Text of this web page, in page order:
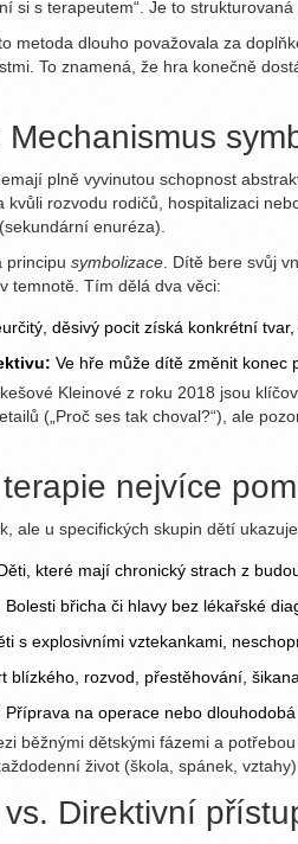
si s terapeutem“. Je to
metoda dlouho považovala za
To znamená, že hra konečně
plně vyvinutou schopnost
rozvodu rodičů, hospitalizaci
enuréza).
principu symbolizace. Dítě bere svůj
temnotě. Tím dělá dva věci:
děsivý pocit získá konkrétní
Ve hře může dítě změnit konec
Kleinové z roku 2018 jsou
(„Proč ses tak choval?“), ale
nejvíce
ale u specifických skupin dětí
které mají chronický strach z
Bolesti břicha či hlavy bez lékařské
s explosivními vztekankami,
blízkého, rozvod, přestěhování,
Příprava na operace nebo
běžnými dětskými fázemi a
život (škola, spánek,
Direktivní